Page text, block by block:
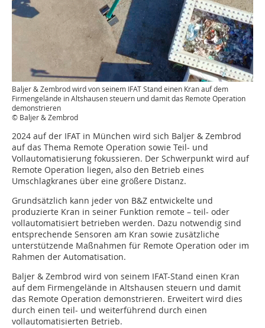
Baljer & Zembrod wird von seinem IFAT Stand einen Kran auf dem
Firmengelände in Altshausen steuern und damit das Remote Operation
demonstrieren
© Baljer & Zembrod
2024 auf der IFAT in München wird sich Baljer & Zembrod
auf das Thema Remote Operation sowie Teil- und
Vollautomatisierung fokussieren. Der Schwerpunkt wird auf
Remote Operation liegen, also den Betrieb eines
Umschlagkranes über eine größere Distanz.
Grundsätzlich kann jeder von B&Z entwickelte und
produzierte Kran in seiner Funktion remote – teil- oder
vollautomatisiert betrieben werden. Dazu notwendig sind
entsprechende Sensoren am Kran sowie zusätzliche
unterstützende Maßnahmen für Remote Operation oder im
Rahmen der Automatisation.
Baljer & Zembrod wird von seinem IFAT-Stand einen Kran
auf dem Firmengelände in Altshausen steuern und damit
das Remote Operation demonstrieren. Erweitert wird dies
durch einen teil- und weiterführend durch einen
vollautomatisierten Betrieb.